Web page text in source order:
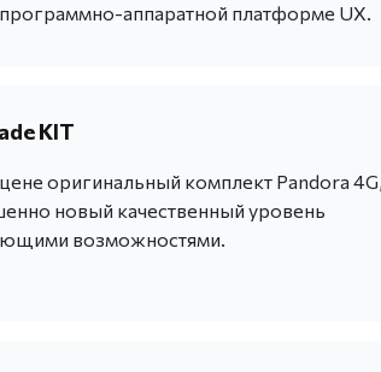
аппаратной платформе UX.
KIT
оригинальный комплект Pandora 4G,
новый качественный уровень
возможностями.